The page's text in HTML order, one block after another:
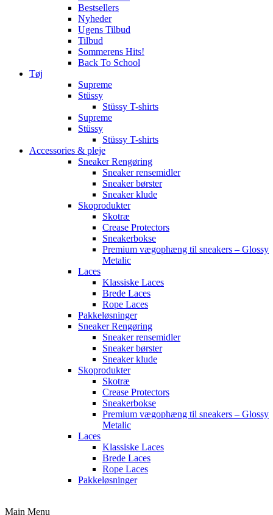
Bestsellers
Nyheder
Ugens Tilbud
Tilbud
Sommerens Hits!
Back To School
Tøj
Supreme
Stüssy
Stüssy T-shirts
Supreme
Stüssy
Stüssy T-shirts
Accessories & pleje
Sneaker Rengøring
Sneaker rensemidler
Sneaker børster
Sneaker klude
Skoprodukter
Skotræ
Crease Protectors
Sneakerbokse
Premium vægophæng til sneakers – Glossy
Metalic
Laces
Klassiske Laces
Brede Laces
Rope Laces
Pakkeløsninger
Sneaker Rengøring
Sneaker rensemidler
Sneaker børster
Sneaker klude
Skoprodukter
Skotræ
Crease Protectors
Sneakerbokse
Premium vægophæng til sneakers – Glossy
Metalic
Laces
Klassiske Laces
Brede Laces
Rope Laces
Pakkeløsninger
Main Menu